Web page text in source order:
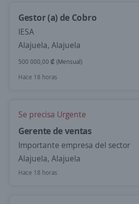
Gestor (a) de Cobro
IESA
Alajuela, Alajuela
500 000,00 ₡ (Mensual)
Hace 18 horas
Se precisa Urgente
Gerente de ventas
Importante empresa del sector
Alajuela, Alajuela
Hace 18 horas